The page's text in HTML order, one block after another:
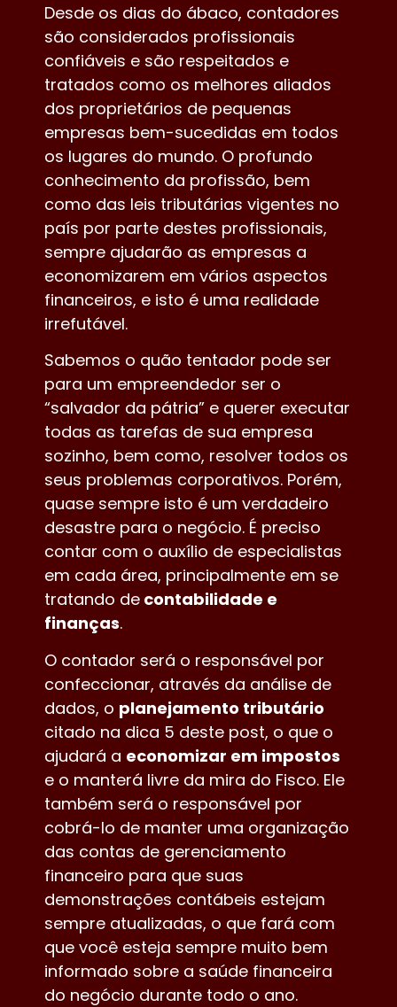
Desde os dias do ábaco, contadores
são considerados profissionais
confiáveis e são respeitados e
tratados como os melhores aliados
dos proprietários de pequenas
empresas bem-sucedidas em todos
os lugares do mundo. O profundo
conhecimento da profissão, bem
como das leis tributárias vigentes no
país por parte destes profissionais,
sempre ajudarão as empresas a
economizarem em vários aspectos
financeiros, e isto é uma realidade
irrefutável.
Sabemos o quão tentador pode ser
para um empreendedor ser o
“salvador da pátria” e querer executar
todas as tarefas de sua empresa
sozinho, bem como, resolver todos os
seus problemas corporativos. Porém,
quase sempre isto é um verdadeiro
desastre para o negócio. É preciso
contar com o auxílio de especialistas
em cada área, principalmente em se
tratando de contabilidade e
finanças.
O contador será o responsável por
confeccionar, através da análise de
dados, o planejamento tributário
citado na dica 5 deste post, o que o
ajudará a economizar em impostos
e o manterá livre da mira do Fisco. Ele
também será o responsável por
cobrá-lo de manter uma organização
das contas de gerenciamento
financeiro para que suas
demonstrações contábeis estejam
sempre atualizadas, o que fará com
que você esteja sempre muito bem
informado sobre a saúde financeira
do negócio durante todo o ano.